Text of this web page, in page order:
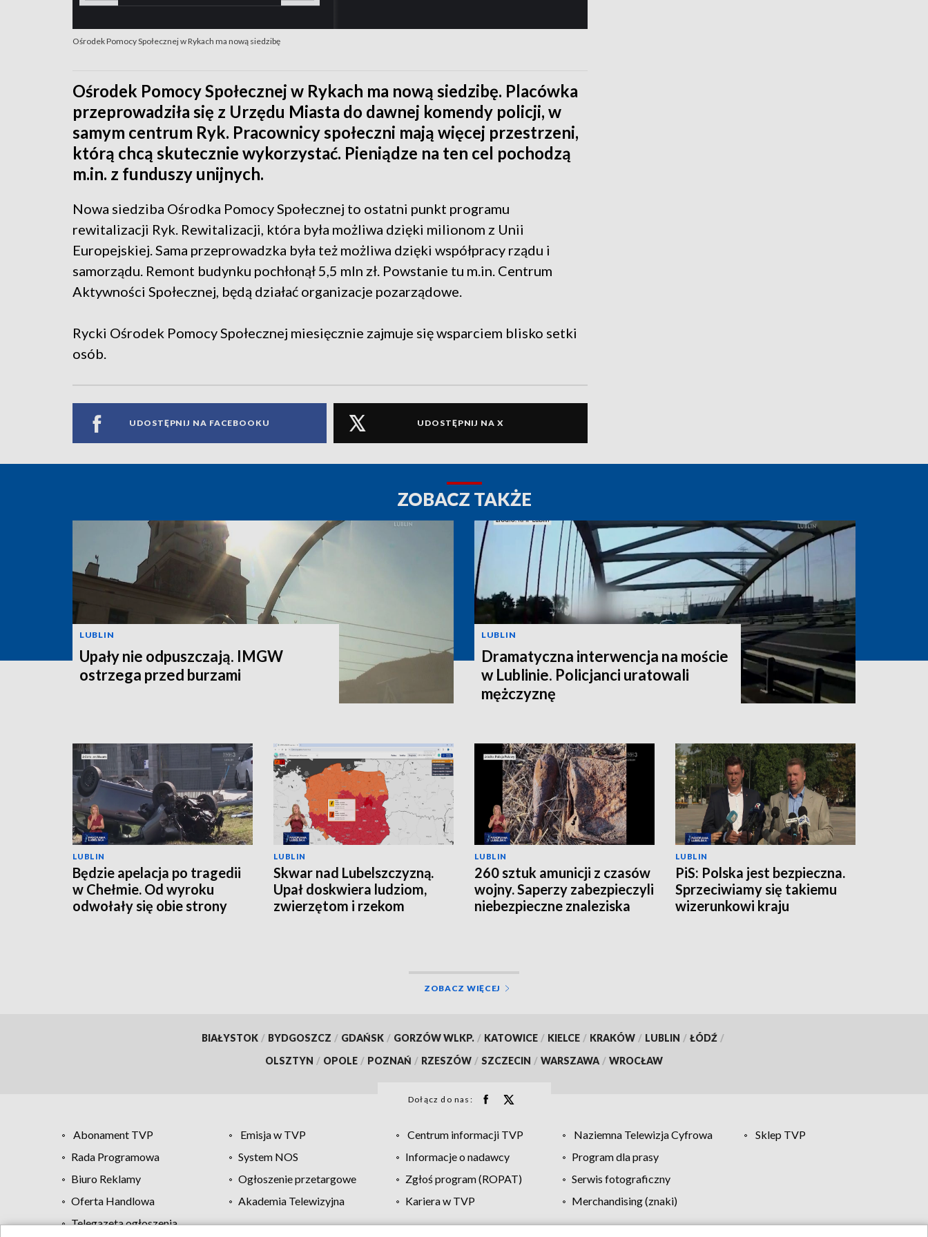
Ośrodek Pomocy Społecznej w Rykach ma nową siedzibę
Ośrodek Pomocy Społecznej w Rykach ma nową siedzibę. Placówka
przeprowadziła się z Urzędu Miasta do dawnej komendy policji, w
samym centrum Ryk. Pracownicy społeczni mają więcej przestrzeni,
którą chcą skutecznie wykorzystać. Pieniądze na ten cel pochodzą
m.in. z funduszy unijnych.
Nowa siedziba Ośrodka Pomocy Społecznej to ostatni punkt programu
rewitalizacji Ryk. Rewitalizacji, która była możliwa dzięki milionom z Unii
Europejskiej. Sama przeprowadzka była też możliwa dzięki współpracy rządu i
samorządu. Remont budynku pochłonął 5,5 mln zł. Powstanie tu m.in. Centrum
Aktywności Społecznej, będą działać organizacje pozarządowe.
Rycki Ośrodek Pomocy Społecznej miesięcznie zajmuje się wsparciem blisko setki
osób.
UDOSTĘPNIJ NA FACEBOOKU UDOSTĘPNIJ NA X
ZOBACZ TAKŻE
LUBLIN
Upały nie odpuszczają. IMGW
ostrzega przed burzami
LUBLIN
Dramatyczna interwencja na moście
w Lublinie. Policjanci uratowali
mężczyznę
LUBLIN
Będzie apelacja po tragedii
w Chełmie. Od wyroku
odwołały się obie strony
LUBLIN
Skwar nad Lubelszczyzną.
Upał doskwiera ludziom,
zwierzętom i rzekom
LUBLIN
260 sztuk amunicji z czasów
wojny. Saperzy zabezpieczyli
niebezpieczne znaleziska
LUBLIN
PiS: Polska jest bezpieczna.
Sprzeciwiamy się takiemu
wizerunkowi kraju
ZOBACZ WIĘCEJ
BIAŁYSTOK / BYDGOSZCZ / GDAŃSK / GORZÓW WLKP. / KATOWICE / KIELCE / KRAKÓW / LUBLIN / ŁÓDŹ /
OLSZTYN / OPOLE / POZNAŃ / RZESZÓW / SZCZECIN / WARSZAWA / WROCŁAW
Dołącz do nas:
Abonament TVP Emisja w TVP Centrum informacji TVP Naziemna Telewizja Cyfrowa
Sklep TVP
Rada Programowa
System NOS Informacje o nadawcy
Program dla prasy
Biuro Reklamy
Ogłoszenie przetargowe Zgłoś program (ROPAT)
Serwis fotograficzny
Oferta Handlowa
Akademia Telewizyjna Kariera w TVP
Merchandising (znaki)
Telegazeta ogłoszenia